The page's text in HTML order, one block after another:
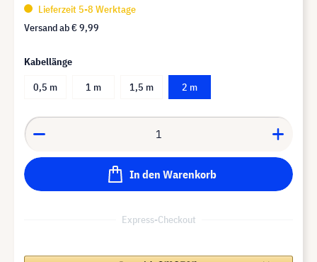
Lieferzeit 5-8 Werktage
Versand ab€ 9,99
Kabellänge
0,5 m
1 m 1,5 m 2 m
In den Warenkorb
Express-Checkout